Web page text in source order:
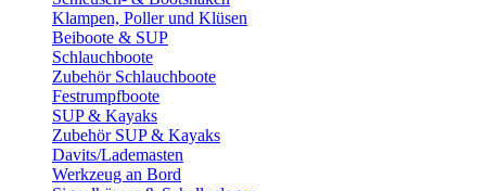
Klampen, Poller und Klüsen
Beiboote & SUP
Schlauchboote
Zubehör Schlauchboote
Festrumpfboote
SUP & Kayaks
Zubehör SUP & Kayaks
Davits/Lademasten
Werkzeug an Bord